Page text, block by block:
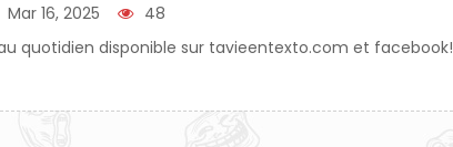
Mar 16, 2025
48
quotidien disponible sur tavieentexto.com et facebook!